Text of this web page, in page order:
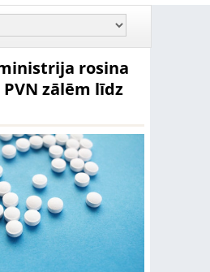
rosina
zālēm līdz